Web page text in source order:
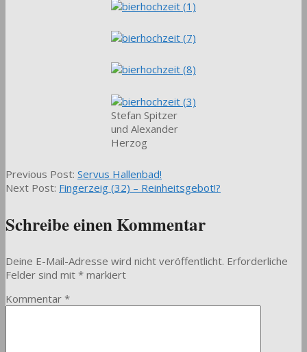
Stefan Spitzer
und Alexander
Herzog
2016-
04-
Previous Post: Servus Hallenbad!
Next Post: Fingerzeig (32) – Reinheitsgebot!?
Schreibe einen Kommentar
Deine E-Mail-Adresse wird nicht veröffentlicht. Erforderliche
Felder sind mit * markiert
Kommentar *